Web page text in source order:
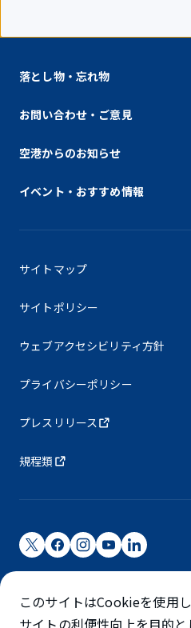
落とし物・忘れ物
お問い合わせ・ご意見
空港からのお知らせ
イベント・おすすめ情報
サイトマップ
サイトポリシー
ウェブアクセシビリティ方針
プライバシーポリシー
プレスリリース
規程類
成田国際空港株式会社
成田国際空港は成田国際空港㈱（NAA）が運営
このサイトはCookieを使用し
サイトの利便性向上を目的